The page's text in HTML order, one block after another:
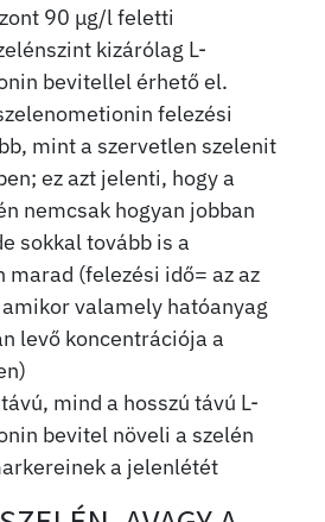
90 μg/l feletti
kizárólag L-
bevitellel érhető el.
felezési
mint a szervetlen szelenit
ez azt jelenti, hogy a
nemcsak hogyan jobban
sokkal tovább is a
marad (felezési idő= az az
valamely hatóanyag
levő koncentrációja a
mind a hosszú távú L-
bevitel növeli a szelén
a jelenlétét